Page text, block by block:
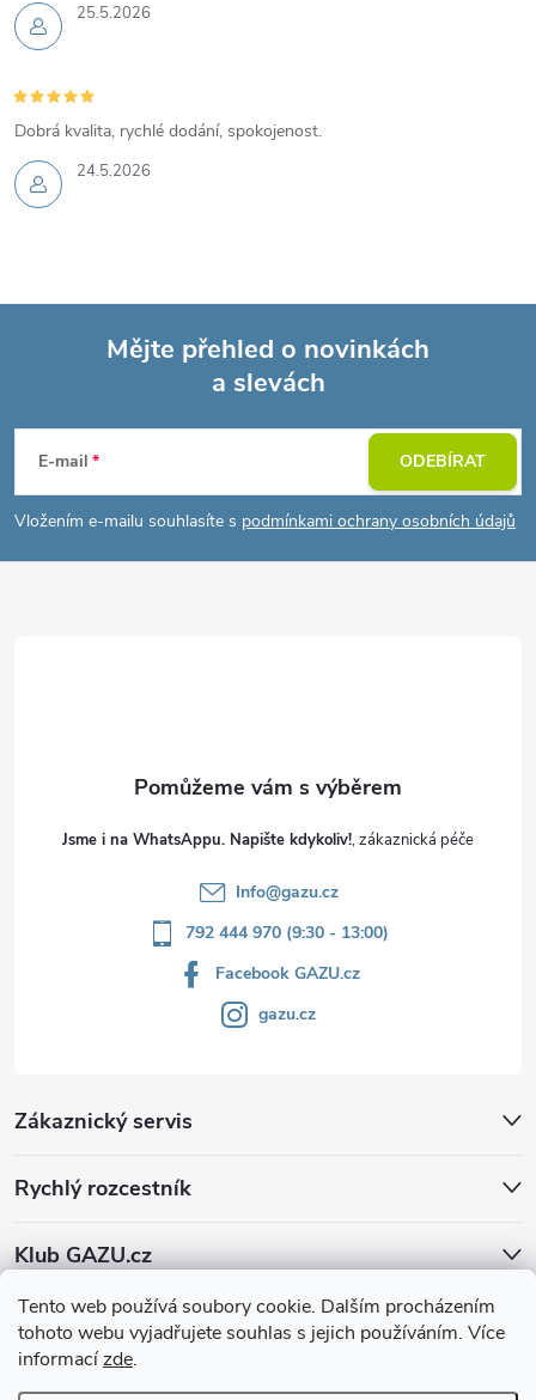
Tento web používá soubory cookie. Dalším procházením
tohoto webu vyjadřujete souhlas s jejich používáním. Více
informacízde.
25.5.2026
24.5.2026
Dobrá kvalita, rychlé dodání, spokojenost.
p
a
Mějte přehled o novinkách
a slevách
E-mail
Vložením e-mailu souhlasíte s podmínkami ochrany osobních údajů
ODEBÍRAT
Jsme i na WhatsAppu. Napište kdykoliv!
Info@gazu.cz
792 444 970 (9:30 - 13:00)
Facebook GAZU.cz
gazu.cz
Zákaznický servis
Rychlý rozcestník
Klub GAZU.cz